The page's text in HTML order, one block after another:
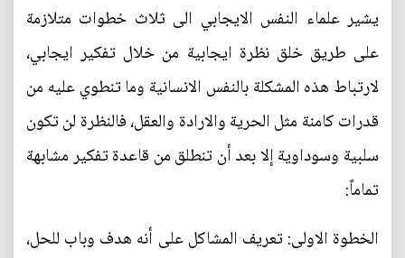
يشير علماء النفس الايجابي الى ثلاث خطوات متلازمة
على طريق خلق نظرة ايجابية من خلال تفكير ايجابي،
لارتباط هذه المشكلة بالنفس الانسانية وما تنطوي عليه من
قدرات كامنة مثل الحرية والارادة والعقل، فالنظرة لن تكون
سلبية وسوداوية إلا بعد أن تنطلق من قاعدة تفكير مشابهة
تماماً:
الخطوة الاولى: تعريف المشاكل على أنه هدف وباب للحل،